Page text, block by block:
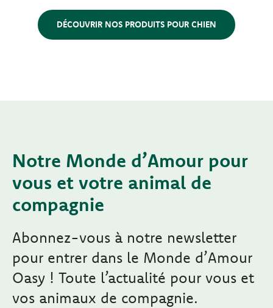
DÉCOUVRIR NOS PRODUITS POUR CHIEN
Notre Monde d’Amour pour
vous et votre animal de
compagnie
Abonnez-vous à notre newsletter
pour entrer dans le Monde d’Amour
Oasy ! Toute l’actualité pour vous et
vos animaux de compagnie.